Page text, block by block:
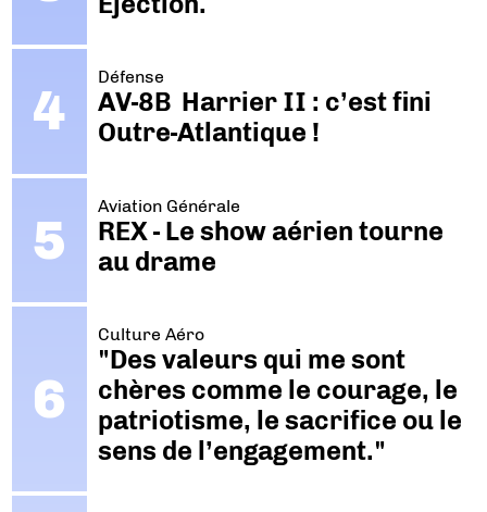
Défense
AV-8B Harrier II : c’est fini
Outre-Atlantique !
Aviation Générale
REX - Le show aérien tourne
au drame
Culture Aéro
"Des valeurs qui me sont
chères comme le courage, le
patriotisme, le sacrifice ou le
sens de l’engagement."